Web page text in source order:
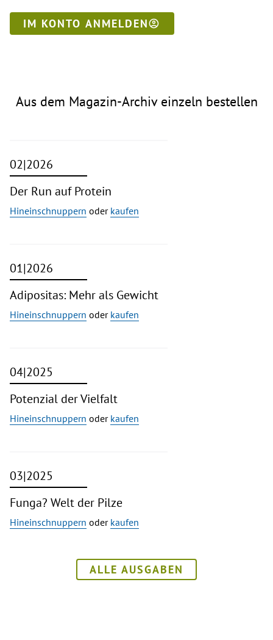
IM KONTO ANMELDEN
Aus dem Magazin-Archiv einzeln bestellen
02|2026
Der Run auf Protein
Hineinschnuppern oder kaufen
01|2026
Adipositas: Mehr als Gewicht
Hineinschnuppern oder kaufen
04|2025
Potenzial der Vielfalt
Hineinschnuppern oder kaufen
03|2025
Funga? Welt der Pilze
Hineinschnuppern oder kaufen
ALLE AUSGABEN